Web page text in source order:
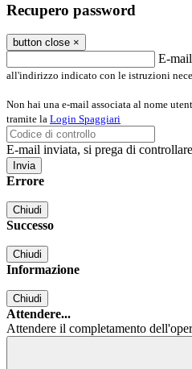
Recupero password
button close ×
E-mail
all'indirizzo indicato con le istruzioni
Non hai una e-mail associata al nome
tramite la Login Spaggiari
E-mail inviata, si prega di
Errore
Chiudi
Successo
Chiudi
Informazione
Chiudi
Attendere...
Attendere il completamento